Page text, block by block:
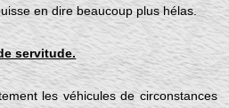
en dire beaucoup plus hélas.
servitude.
les véhicules de circonstances